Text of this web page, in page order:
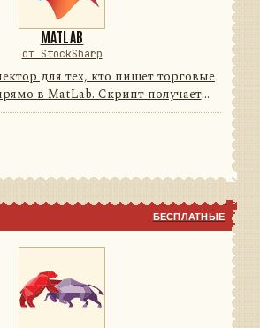
MATLAB
от StockSharp
для тех, кто пишет торговые
в MatLab. Скрипт получает
в реальном времени и
не выходя из привычной среды.
на ...
БЕСПЛАТНЫЕ